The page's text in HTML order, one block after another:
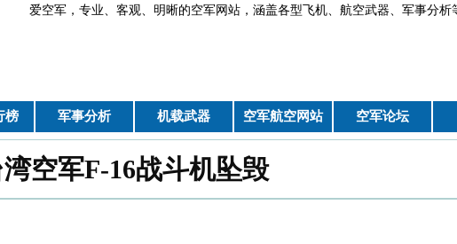
爱空军，专业、客观、明晰的空军网站，涵盖各型飞机、航空武器、
榜 军事分析 机载武器 空军航空网站 空军论坛
湾空军F-16战斗机坠毁